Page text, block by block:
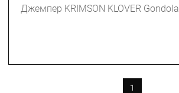
Джемпер KRIMSON KLOVER Gondola
1